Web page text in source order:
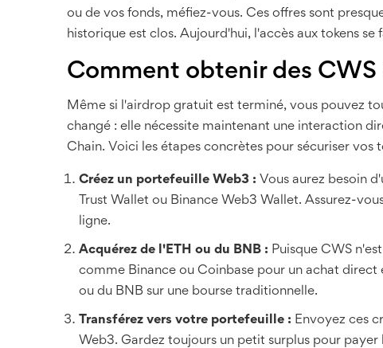
ou de vos fonds, méfiez-vous. Ces offres sont
historique est clos. Aujourd'hui, l'accès aux tokens
Comment obtenir des CWS
Même si l'airdrop gratuit est terminé, vous pouvez
changé : elle nécessite maintenant une interaction
Chain. Voici les étapes concrètes pour sécuriser vos
Créez un portefeuille Web3 : Vous aurez besoin
Trust Wallet ou Binance Web3 Wallet. Assurez-
ligne.
Acquérez de l'ETH ou du BNB : Puisque CWS
comme Binance ou Coinbase pour un achat
ou du BNB sur une bourse traditionnelle.
Transférez vers votre portefeuille : Envoyez ces
Web3. Gardez toujours un petit surplus pour payer